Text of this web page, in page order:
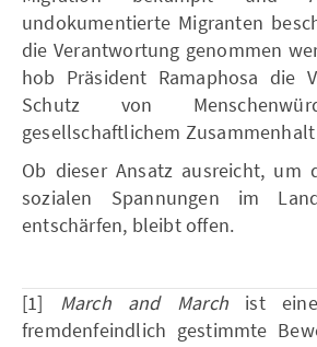
undokumentierte Migranten
die Verantwortung genommen
hob Präsident Ramaphosa die
Schutz von
gesellschaftlichem
Ob dieser Ansatz ausreicht, um
sozialen Spannungen im
entschärfen, bleibt offen.
[1] March and Marchist eine
fremdenfeindlich gestimmte